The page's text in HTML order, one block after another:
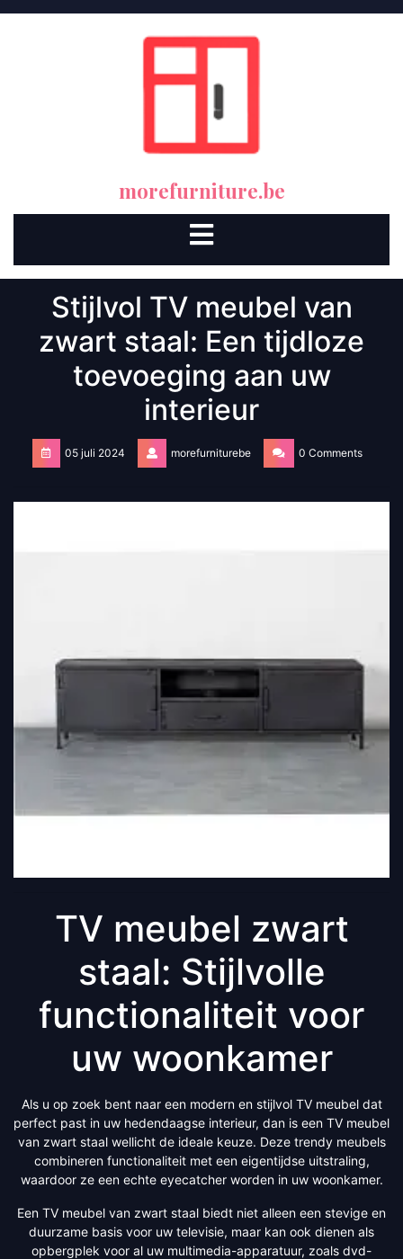
morefurniture.be
Open
Button
Stijlvol TV meubel van
zwart staal: Een tijdloze
toevoeging aan uw
interieur
05 juli 2024 morefurniturebe 0 Comments
TV meubel zwart
staal: Stijlvolle
functionaliteit voor
uw woonkamer
Als u op zoek bent naar een modern en stijlvol TV meubel dat
perfect past in uw hedendaagse interieur, dan is een TV meubel
van zwart staal wellicht de ideale keuze. Deze trendy meubels
combineren functionaliteit met een eigentijdse uitstraling,
waardoor ze een echte eyecatcher worden in uw woonkamer.
Een TV meubel van zwart staal biedt niet alleen een stevige en
duurzame basis voor uw televisie, maar kan ook dienen als
opbergplek voor al uw multimedia-apparatuur, zoals dvd-